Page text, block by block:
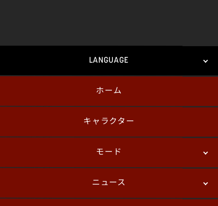
LANGUAGE
English
ホーム
キャラクター
モード
バトル
ニュース